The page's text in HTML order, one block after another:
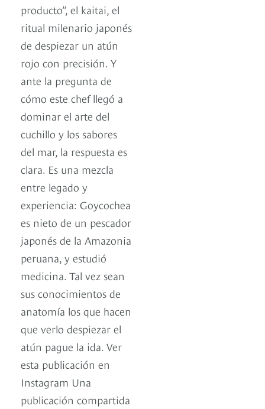
producto”, el kaitai, el
ritual milenario japonés
de despiezar un atún
rojo con precisión. Y
ante la pregunta de
cómo este chef llegó a
dominar el arte del
cuchillo y los sabores
del mar, la respuesta es
clara. Es una mezcla
entre legado y
experiencia: Goycochea
es nieto de un pescador
japonés de la Amazonia
peruana, y estudió
medicina. Tal vez sean
sus conocimientos de
anatomía los que hacen
que verlo despiezar el
atún pague la ida. Ver
esta publicación en
Instagram Una
publicación compartida